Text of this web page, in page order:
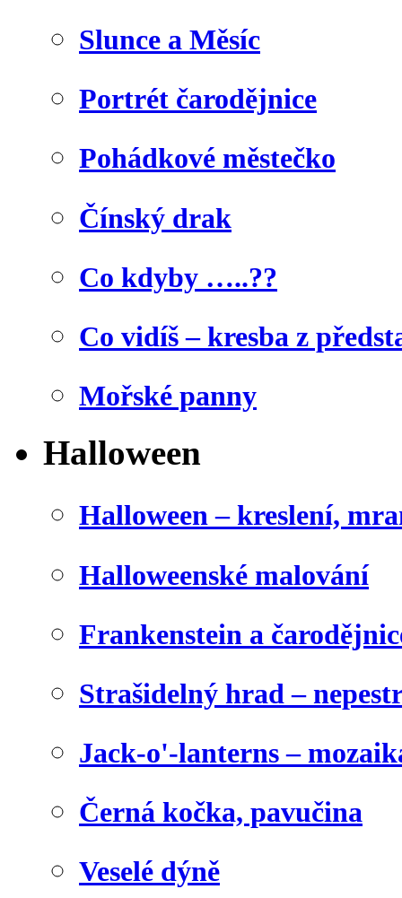
Slunce a Měsíc
Portrét čarodějnice
Pohádkové městečko
Čínský drak
Co kdyby …..??
Co vidíš – kresba z
Mořské panny
Halloween
Halloween – kreslení,
Halloweenské malování
Frankenstein a
Strašidelný hrad –
Jack-o'-lanterns –
Černá kočka, pavučina
Veselé dýně